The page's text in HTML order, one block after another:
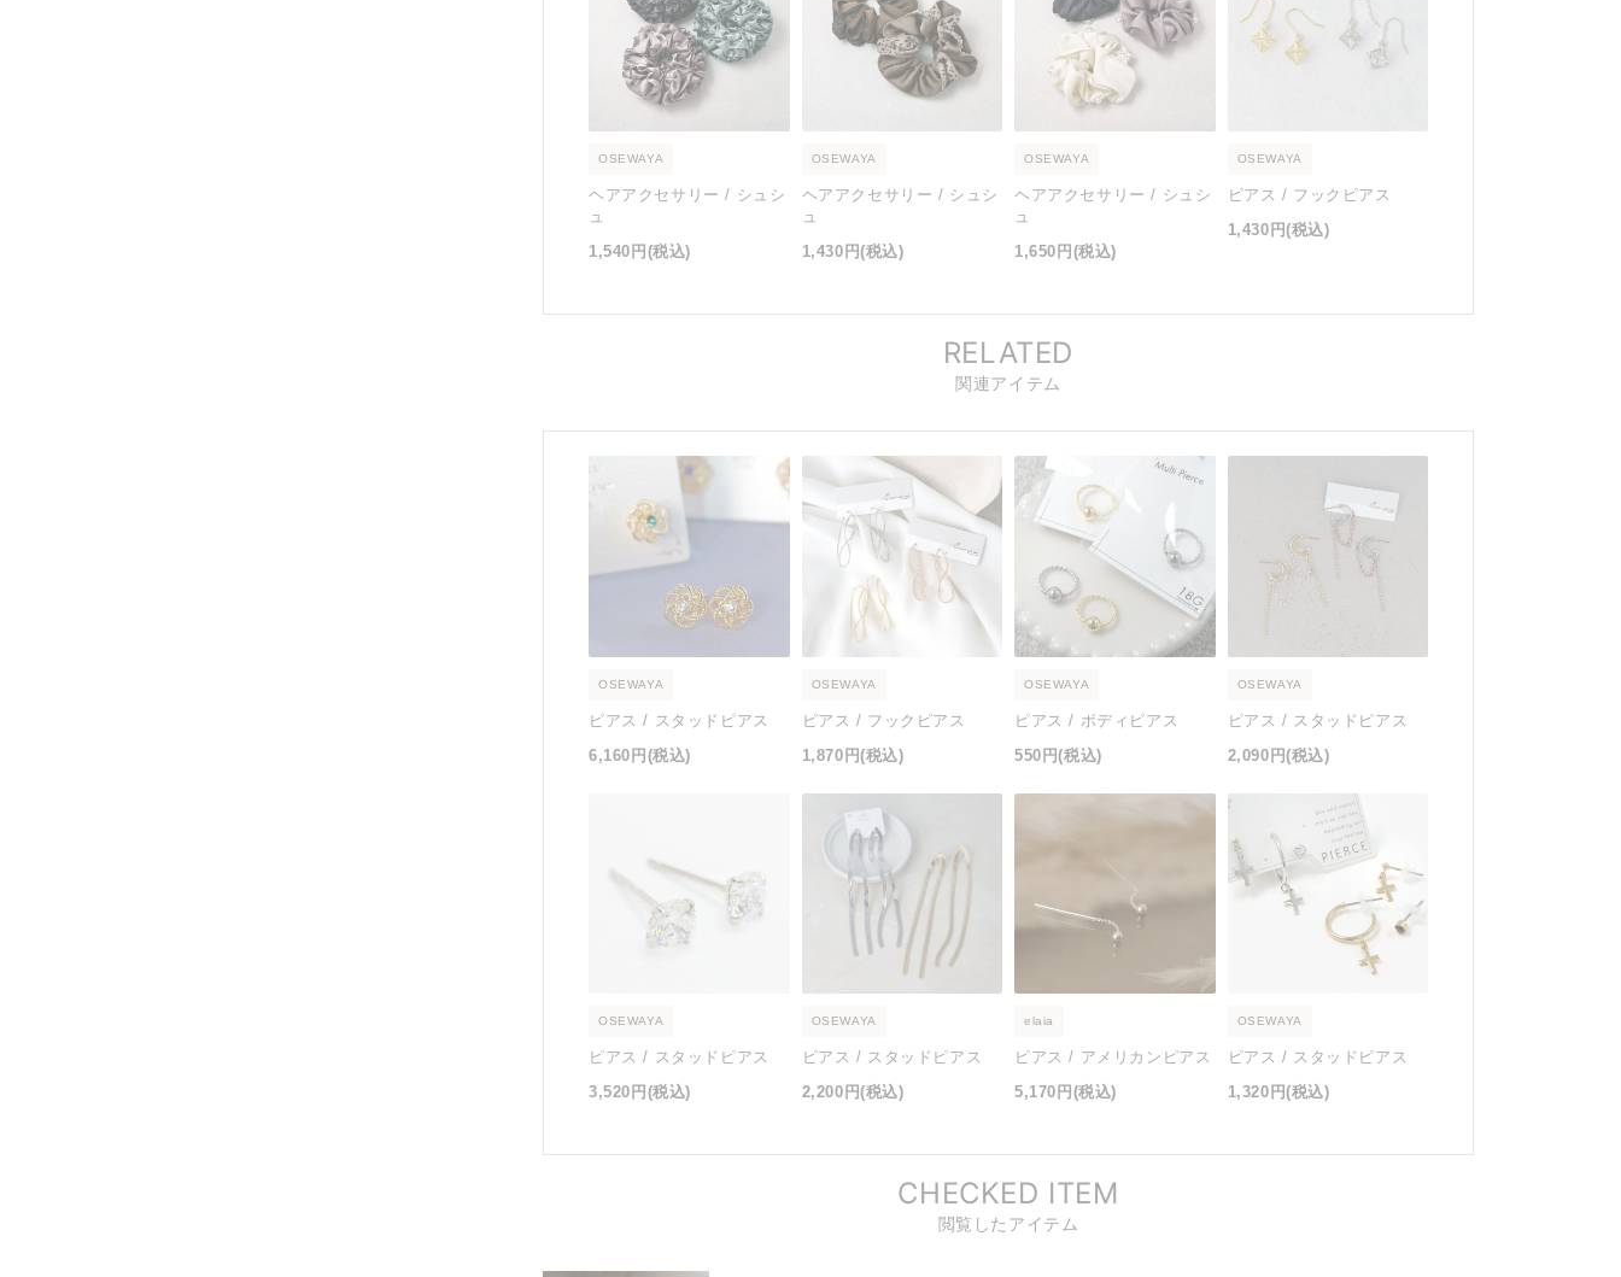
OSEWAYA
ヘアアクセサリー / シュシ
ュ
1,540円 (税込)
OSEWAYA
ヘアアクセサリー / シュシ
ュ
1,430円(税込)
OSEWAYA
ヘアアクセサリー / シュシ
ュ
1,650円 (税込)
OSEWAYA
ピアス / フックピアス
1,430円(税込)
RELATED
関連アイテム
OSEWAYA
ピアス / スタッドピアス
6,160円(税込)
OSEWAYA
ピアス / フックピアス
1,870円(税込)
OSEWAYA
ピアス / ボディピアス
550円(税込)
OSEWAYA
ピアス / スタッドピアス
2,090円(税込)
OSEWAYA
ピアス / スタッドピアス
3,520円 (税込)
OSEWAYA
ピアス / スタッドピアス
2,200円(税込)
elaia
ピアス / アメリカンピアス
5,170円 (税込)
OSEWAYA
ピアス / スタッドピアス
1,320円(税込)
CHECKED ITEM
閲覧したアイテム